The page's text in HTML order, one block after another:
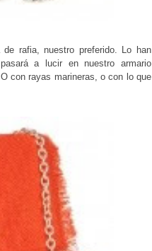
rafia, nuestro preferido. Lo han
a lucir en nuestro armario
con rayas marineras, o con lo que